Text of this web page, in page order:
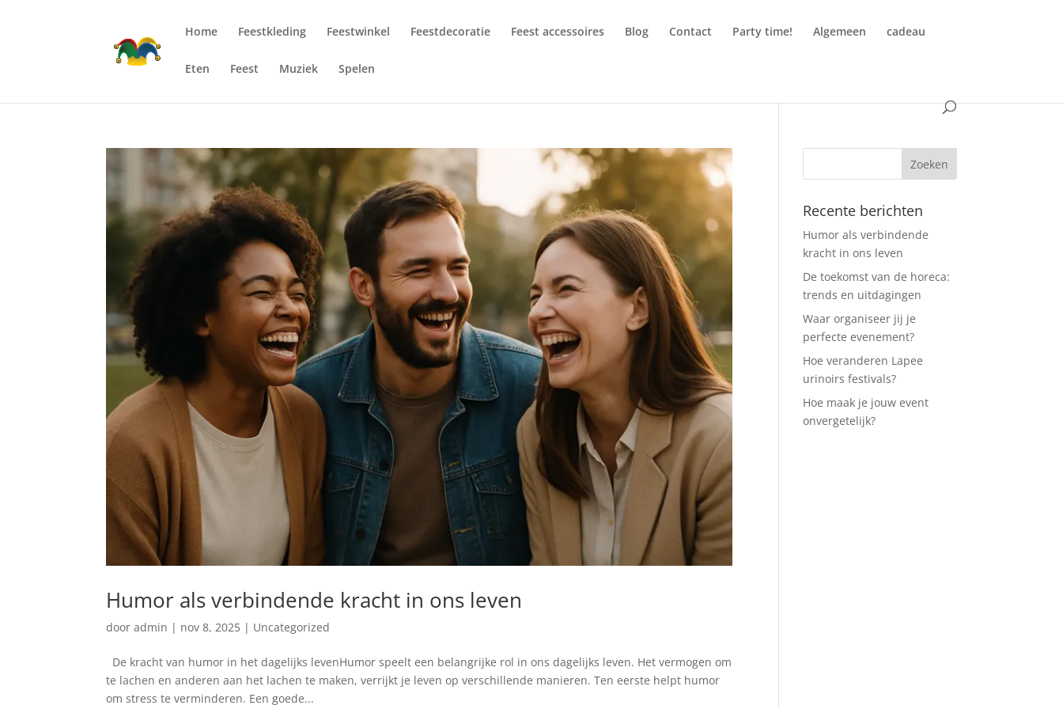
Home Feestkleding Feestwinkel Feestdecoratie Feest accessoires Blog Contact Party time! Algemeen cadeau
Eten Feest Muziek Spelen
Humor als verbindende kracht in ons leven
dooradmin | nov 8, 2025 | Uncategorized
De kracht van humor in het dagelijks levenHumor speelt een belangrijke rol in ons dagelijks leven. Het vermogen om
te lachen en anderen aan het lachen te maken, verrijkt je leven op verschillende manieren. Ten eerste helpt humor
om stress te verminderen. Een goede...
Recente berichten
Humor als verbindende
kracht in ons leven
De toekomst van de horeca:
trends en uitdagingen
Waar organiseer jij je
perfecte evenement?
Hoe veranderen Lapee
urinoirs festivals?
Hoe maak je jouw event
onvergetelijk?